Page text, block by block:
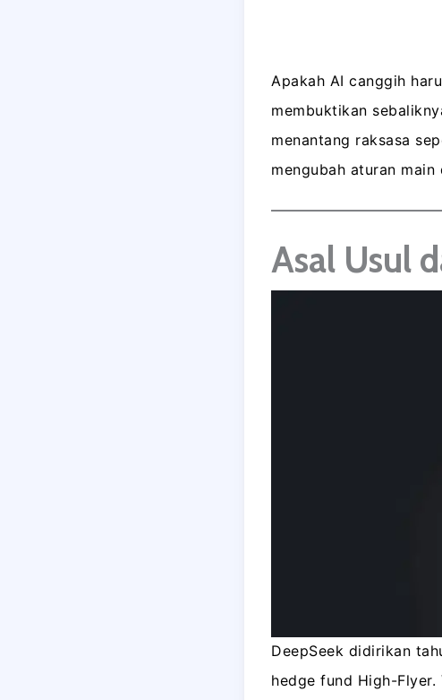
Apakah AI canggih
membuktikan
menantang raksasa
mengubah aturan
Asal Usul
DeepSeek didirikan
hedge fund High-Flyer.